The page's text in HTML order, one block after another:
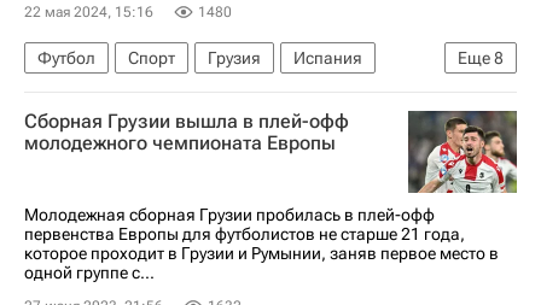
22 мая 2024, 15:16 1480
Еще8
Футбол Спорт Грузия
Испания
Словакия
Георгий Лория
Хвича Кварацхелия
Слован (Братислава)
Наполи
Евро-2024
Сборная Грузии вышла в плей-офф
молодежного чемпионата Европы
Молодежная сборная Грузии пробилась в плей-офф
первенства Европы для футболистов не старше 21 года,
которое проходит в Грузии и Румынии, заняв первое место в
одной группе с...